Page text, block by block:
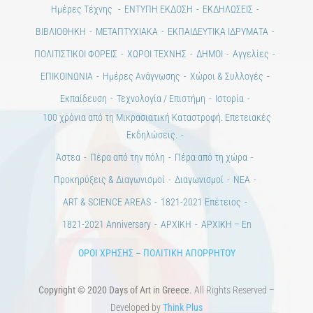
Ημέρες Τέχνης ΕΝΤΥΠΗ ΕΚΔΟΣΗ
ΕΚΔΗΛΩΣΕΙΣ
ΒΙΒΛΙΟΘΗΚΗ
ΜΕΤΑΠΤΥΧΙΑΚΑ
ΕΚΠΑΙΔΕΥΤΙΚΑ ΙΔΡΥΜΑΤΑ
ΠΟΛΙΤΙΣΤΙΚΟΙ ΦΟΡΕΙΣ
ΧΩΡΟΙ ΤΕΧΝΗΣ ΔΗΜΟΙ
Αγγελίες
ΕΠΙΚΟΙΝΩΝΙΑ
Ημέρες Ανάγνωσης
Χώροι & Συλλογές
Εκπαίδευση
Τεχνολογία / Επιστήμη
Ιστορία
100 χρόνια από τη Μικρασιατική Καταστροφή. Επετειακές
Εκδηλώσεις.
Άστεα
Πέρα από την πόλη
Πέρα από τη χώρα
Προκηρύξεις & Διαγωνισμοί
Διαγωνισμοί
ΝΕΑ
ART & SCIENCE AREAS
1821-2021 Επέτειος
1821-2021 Anniversary
ΑΡΧΙΚΗ ΑΡΧΙΚΗ – En
ΟΡΟΙ ΧΡΗΣΗΣ– ΠΟΛΙΤΙΚΗ ΑΠΟΡΡΗΤΟΥ
Copyright © 2020 Days of Art in Greece. All Rights Reserved –
Developed byThink Plus